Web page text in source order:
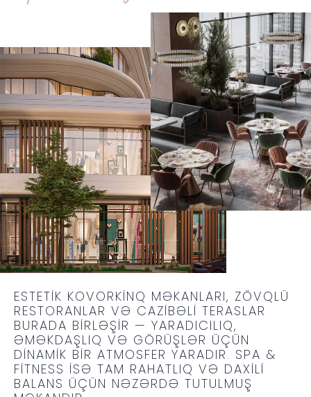
ESTETIK KOVORKINQ MƏKANLARI, ZÖVQLÜ
RESTORANLAR VƏ CAZIBƏLI TERASLAR
BURADA BIRLƏŞIR — YARADICILIQ,
ƏMƏKDAŞLIQ VƏ GÖRÜŞLƏR ÜÇÜN
DINAMIK BIR ATMOSFER YARADIR. SPA &
FITNESS ISƏ TAM RAHATLIQ VƏ DAXILI
BALANS ÜÇÜN NƏZƏRDƏ TUTULMUŞ